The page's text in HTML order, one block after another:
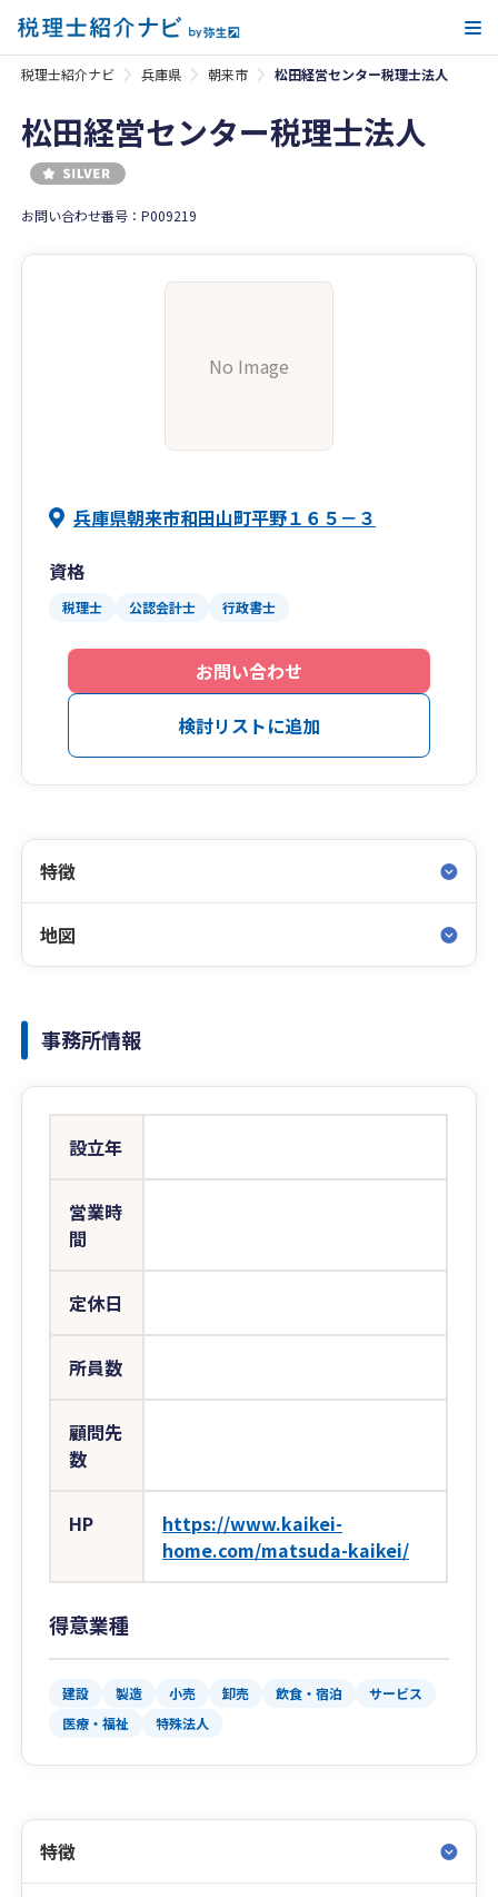
税理士紹介ナビ 兵庫県 朝来市 松田経営センター税理士法人
松田経営センター税理士法人
お問い合わせ番号：P009219
No Image
兵庫県朝来市和田山町平野１６５－３
資格
税理士 公認会計士 行政書士
お問い合わせ
検討リストに追加
特徴
地図
事務所情報
設立年
営業時
間
定休日
所員数
顧問先
数
HP
https://www.kaikei-
home.com/matsuda-kaikei/
得意業種
建設 製造 小売 卸売 飲食・宿泊
サービス
医療・福祉
特殊法人
特徴